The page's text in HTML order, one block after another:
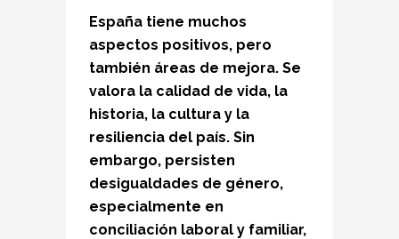
España tiene muchos
aspectos positivos, pero
también áreas de mejora. Se
valora la calidad de vida, la
historia, la cultura y la
resiliencia del país. Sin
embargo, persisten
desigualdades de género,
especialmente en
conciliación laboral y familiar,